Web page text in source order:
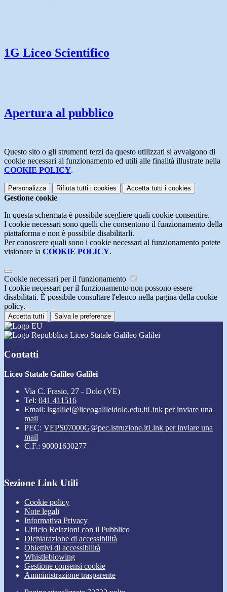
1G Liceo Scientifico
Apertura al pubblico
Questo sito o gli strumenti terzi da questo utilizzati si avvalgono di
cookie necessari al funzionamento ed utili alle finalità illustrate nella
COOKIE POLICY.
Personalizza Rifiuta tutti i cookies Accetta tutti i cookies
Gestione cookie
In questa schermata è possibile scegliere quali cookie consentire.
I cookie necessari sono quelli che consentono il funzionamento della
piattaforma e non è possibile disabilitarli.
Per conoscere quali sono i cookie necessari al funzionamento potete
visionare la COOKIE POLICY.
Cookie necessari per il funzionamento
I cookie necessari per il funzionamento non possono essere
disabilitati. È possibile consultare l'elenco nella pagina della cookie
policy.
Accetta tutti Salva le preferenze
Liceo Statale Galileo Galilei
Contatti
Liceo Statale Galileo Galilei
Via C. Frasio, 27 - Dolo (VE)
Tel: 041 411516
Email: lsgalilei@liceogalileidolo.edu.itLink per inviare una
mail
PEC: VEPS07000G@pec.istruzione.itLink per inviare una
mail
C.F.: 90001630277
Sezione Link Utili
Cookie policy
Note legali
Informativa Privacy
Ufficio Relazioni con il Pubblico
Dichiarazione di accessibilità
Obiettivi di accessibilità
Whistleblowing
Gestione consensi cookie
Amministrazione trasparente